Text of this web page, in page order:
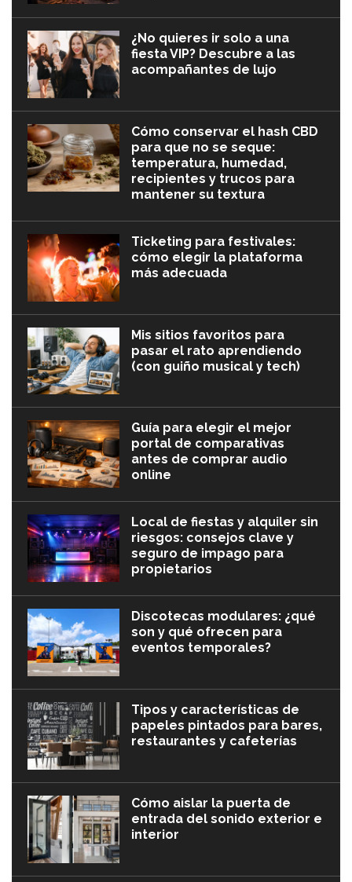
¿No quieres ir solo a una
fiesta VIP? Descubre a las
acompañantes de lujo
Cómo conservar el hash CBD
para que no se seque:
temperatura, humedad,
recipientes y trucos para
mantener su textura
Ticketing para festivales:
cómo elegir la plataforma
más adecuada
Mis sitios favoritos para
pasar el rato aprendiendo
(con guiño musical y tech)
Guía para elegir el mejor
portal de comparativas
antes de comprar audio
online
Local de fiestas y alquiler sin
riesgos: consejos clave y
seguro de impago para
propietarios
Discotecas modulares: ¿qué
son y qué ofrecen para
eventos temporales?
Tipos y características de
papeles pintados para bares,
restaurantes y cafeterías
Cómo aislar la puerta de
entrada del sonido exterior e
interior